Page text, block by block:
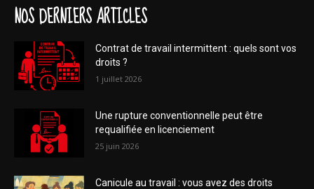
NOS DERNIERS ARTICLES
Contrat de travail intermittent : quels sont vos
droits ?
1 juillet 2026
Une rupture conventionnelle peut être
requalifiée en licenciement
25 juin 2026
Canicule au travail : vous avez des droits